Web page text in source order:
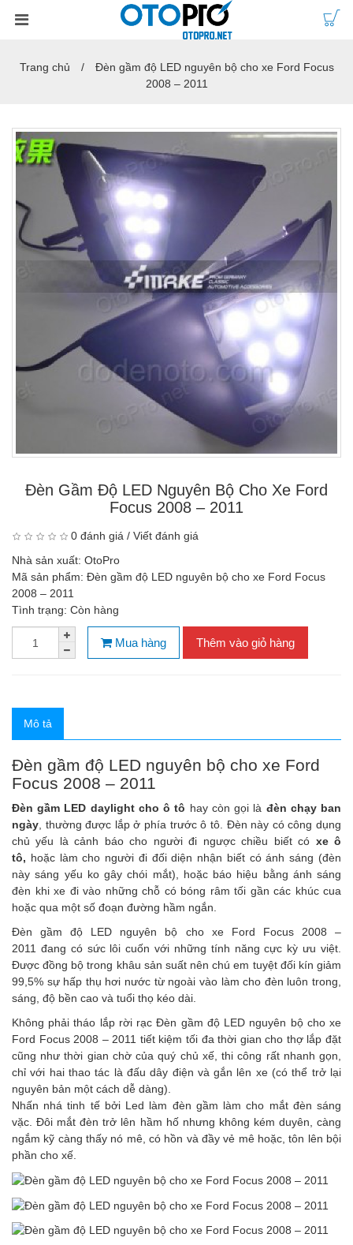
Trang chủ
Đèn gầm độ LED nguyên bộ cho xe Ford Focus
2008 – 2011
Đèn Gầm Độ LED Nguyên Bộ Cho Xe Ford
Focus 2008 – 2011
0 đánh giá / Viết đánh giá
Nhà sản xuất: OtoPro
Mã sản phẩm: Đèn gầm độ LED nguyên bộ cho xe Ford Focus
2008 – 2011
Tình trạng: Còn hàng
Mua hàng Thêm vào giỏ hàng
Mô tả
Đèn gầm độ LED nguyên bộ cho xe Ford
Focus 2008 – 2011
Đèn gầm LED daylight cho ô tô hay còn gọi là đèn chạy ban
ngày , thường được lắp ở phía trước ô tô. Đèn này có công dụng
chủ yếu là cảnh báo cho người đi ngược chiều biết có xe ô
tô, hoặc làm cho người đi đối diện nhận biết có ánh sáng (đèn
này sáng yếu ko gây chói mắt), hoặc báo hiệu bằng ánh sáng
đèn khi xe đi vào những chỗ có bóng râm tối gần các khúc cua
hoặc qua một số đoạn đường hầm ngắn.
Đèn gầm độ LED nguyên bộ cho xe Ford Focus 2008 –
2011 đang có sức lôi cuốn với những tính năng cực kỳ ưu việt.
Được đồng bộ trong khâu sản suất nên chú em tuyệt đối kín giảm
99,5% sự hấp thụ hơi nước từ ngoài vào làm cho đèn luôn trong,
sáng, độ bền cao và tuổi thọ kéo dài.
Không phải tháo lắp rời rạc Đèn gầm độ LED nguyên bộ cho xe
Ford Focus 2008 – 2011 tiết kiệm tối đa thời gian cho thợ lắp đặt
cũng như thời gian chờ của quý chủ xế, thi công rất nhanh gọn,
chỉ với hai thao tác là đấu dây điện và gắn lên xe (có thể trở lại
nguyên bản một cách dễ dàng).
Nhấn nhá tinh tế bởi Led làm đèn gầm làm cho mắt đèn sáng
vặc. Đôi mắt đèn trở lên hầm hố nhưng không kém duyên, càng
ngắm kỹ càng thấy nó mê, có hồn và đầy vẻ mê hoặc, tôn lên bội
phần cho xế.